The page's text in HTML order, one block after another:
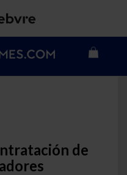
de